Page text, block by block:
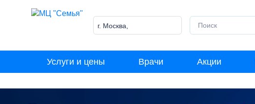
г. Москва,
Лазоревый пр-д, 5к1
Услуги и цены Врачи Акции